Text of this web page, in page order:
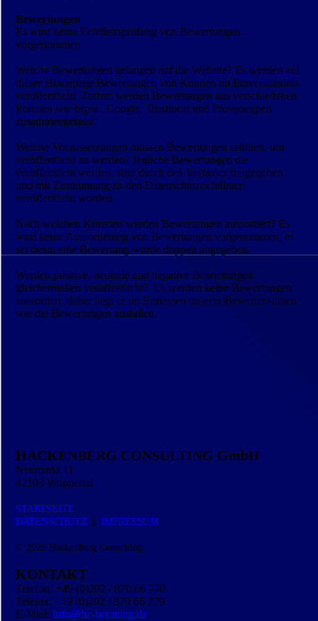
Bewertungen
Es wird keine Echtheitsprüfung von Bewertungen
vorgenommen.
Welche Bewertungen gelangen auf die Website? Es werden auf
dieser Homepage Bewertungen von Kunden im Einverständnis
veröffentlicht. Zudem werden Bewertungen aus verschiedenen
Portalen wie bspw.. Google, Trustlocal und Provenexpert
zusammengefasst.
Welche Voraussetzungen müssen Bewertungen erfüllen, um
veröffentlicht zu werden? Jegliche Bewertungen die
veröffentlicht werden, sind durch den Verfasser freigegeben
und mit Zustimmung zu den Datenschutzrichtlinien
veröffentlicht worden.
Nach welchen Kriterien werden Bewertungen aussortiert? Es
wird keine Aussortierung von Bewertungen vorgenommen, es
sei denn, eine Bewertung wurde doppelt abgegeben.
Werden positive, neutrale und negative Bewertungen
gleichermaßen veröffentlicht? Es werden keine Bewertungen
aussortiert, daher liegt es im Ermessen unserer Bewerter/-innen
wie die Bewertungen ausfallen.
HACKENBERG CONSULTING GmbH
Neumarkt 11
42103 Wuppertal
STARTSEITE
DATEN­SCHUTZ |IMPRESSUM
© 2026Hackenberg Consulting
KONTAKT
Telefon: +49 (0)202 / 870 66 770
Telefax: +49 (0)202 / 870 66 779
E-Mail:info@hc-beratung.de